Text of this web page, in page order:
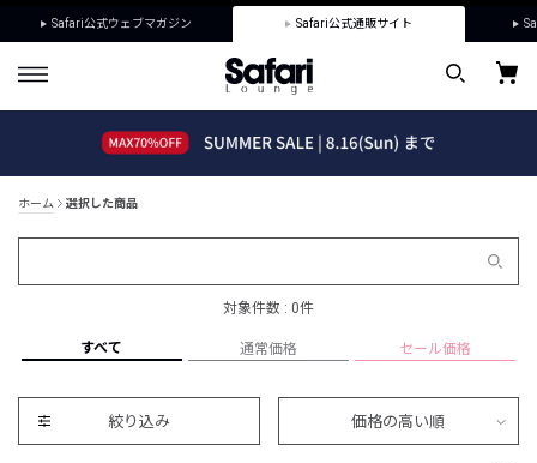
Safari公式ウェブマガジン Safari公式通販サイト
ホーム 選択した商品
対象件数 : 0件
すべて 通常価格 セール価格
絞り込み 価格の高い順